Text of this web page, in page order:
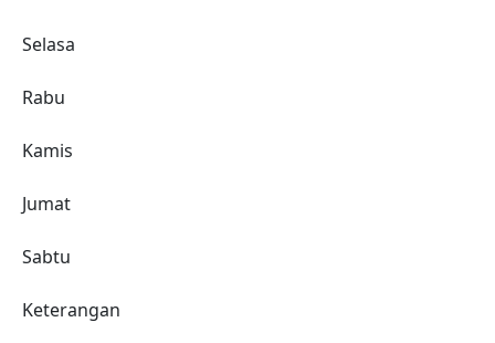
Selasa
Rabu
Kamis
Jumat
Sabtu
Keterangan